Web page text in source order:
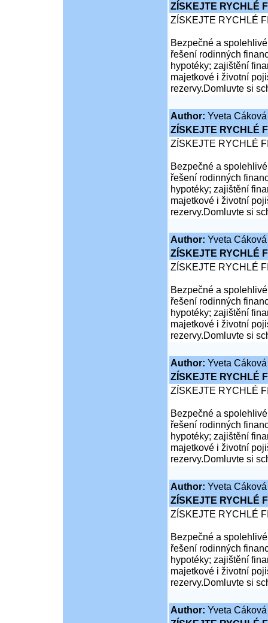
ZÍSKEJTE RYCHLÉ
ZÍSKEJTE RYCHLÉ
Bezpečné a
řešení rodinných
hypotéky; zajištění
majetkové i životní
rezervy.Domluvte si
Author: Yveta Cáková
ZÍSKEJTE RYCHLÉ
ZÍSKEJTE RYCHLÉ
Bezpečné a
řešení rodinných
hypotéky; zajištění
majetkové i životní
rezervy.Domluvte si
Author: Yveta Cáková
ZÍSKEJTE RYCHLÉ
ZÍSKEJTE RYCHLÉ
Bezpečné a
řešení rodinných
hypotéky; zajištění
majetkové i životní
rezervy.Domluvte si
Author: Yveta Cáková
ZÍSKEJTE RYCHLÉ
ZÍSKEJTE RYCHLÉ
Bezpečné a
řešení rodinných
hypotéky; zajištění
majetkové i životní
rezervy.Domluvte si
Author: Yveta Cáková
ZÍSKEJTE RYCHLÉ
ZÍSKEJTE RYCHLÉ
Bezpečné a
řešení rodinných
hypotéky; zajištění
majetkové i životní
rezervy.Domluvte si
Author: Yveta Cáková